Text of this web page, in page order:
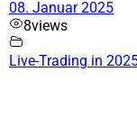
08. Januar 2025
8views
Live-Trading in